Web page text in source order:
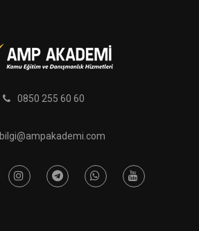
0850 255 60 60
bilgi@ampakademi.com